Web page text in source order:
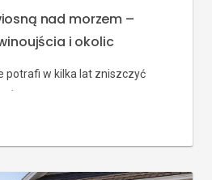
nad morzem –
i okolic
potrafi w kilka lat zniszczyć
często zauważają korozję,